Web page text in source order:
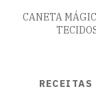
CANETA
RECEITAS